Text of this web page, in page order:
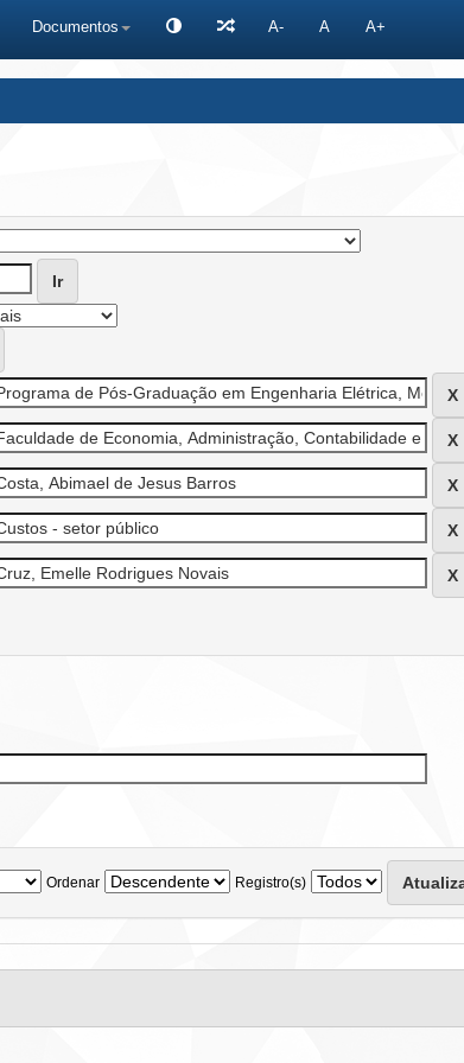
Documentos A- A A+
Ordenar Registro(s)